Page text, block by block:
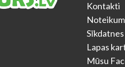
Kontakti
Sīkdatnes
Lapas
Mūsu